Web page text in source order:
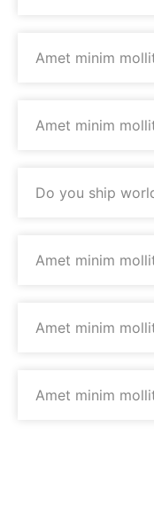
Amet minim
Amet minim
Do you ship
Amet minim
Amet minim
Amet minim